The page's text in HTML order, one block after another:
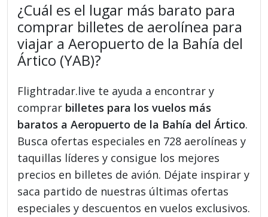
¿Cuál es el lugar más barato para
comprar billetes de aerolínea para
viajar a Aeropuerto de la Bahía del
Ártico (YAB)?
Flightradar.live te ayuda a encontrar y
comprar billetes para los vuelos más
baratos a Aeropuerto de la Bahía del Ártico.
Busca ofertas especiales en 728 aerolíneas y
taquillas líderes y consigue los mejores
precios en billetes de avión. Déjate inspirar y
saca partido de nuestras últimas ofertas
especiales y descuentos en vuelos exclusivos.